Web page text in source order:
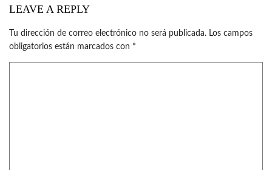
LEAVE A REPLY
Tu dirección de correo electrónico no será publicada. Los campos
obligatorios están marcados con *